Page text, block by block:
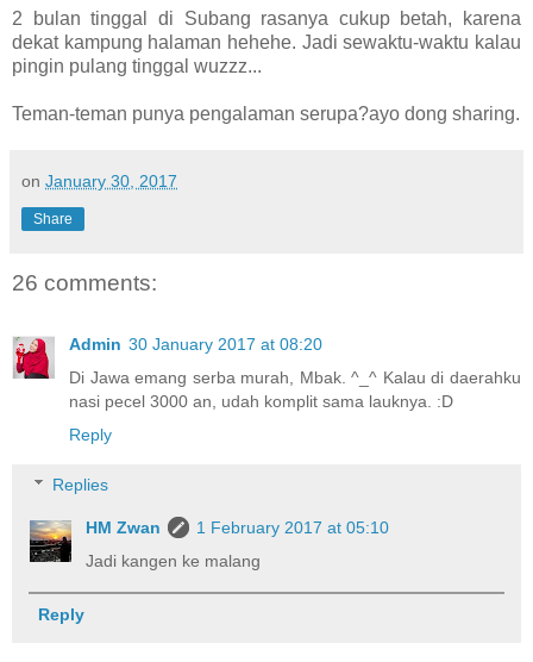
2 bulan tinggal di Subang rasanya cukup betah, karena
dekat kampung halaman hehehe. Jadi sewaktu-waktu kalau
pingin pulang tinggal wuzzz...
Teman-teman punya pengalaman serupa?ayo dong sharing.
on January 30, 2017
Share
26 comments:
Admin 30 January 2017 at 08:20
Di Jawa emang serba murah, Mbak. ^_^ Kalau di daerahku
nasi pecel 3000 an, udah komplit sama lauknya. :D
Reply
Replies
HM Zwan
1 February 2017 at 05:10
Jadi kangen ke malang
Reply